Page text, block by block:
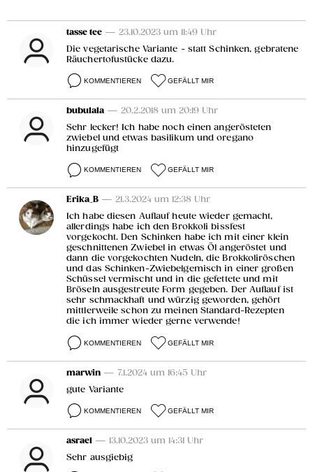
tasse tee — 23.10.2023 um 11:49 Uhr
Die vegetarische Variante - statt Schinken, gebratene
Räuchertofustücke dazu.
KOMMENTIEREN GEFÄLLT MIR
bubulala — 20.2.2018 um 20:19 Uhr
Sehr lecker! Ich habe noch einen angerösteten
zwiebel und etwas basilikum und oregano
hinzugefügt
KOMMENTIEREN GEFÄLLT MIR
Erika_B — 21.3.2024 um 12:38 Uhr
Ich habe diesen Auflauf heute wieder gemacht,
allerdings habe ich den Brokkoli bissfest
vorgekocht. Den Schinken habe ich mit einer klein
geschnittenen Zwiebel in etwas Öl angeröstet und
dann die vorgekochten Nudeln, die Brokkoliröschen
und das Schinken-Zwiebelgemisch in einer großen
Schüssel vermischt und in die gefettete und mit
Bröseln ausgestreute Form gegeben. Der Auflauf ist
sehr schmackhaft und würzig geworden, gehört
mittlerweile schon zu meinen Standard-Rezepten
die ich immer wieder gerne verwende!
KOMMENTIEREN GEFÄLLT MIR
marwin — 7.1.2024 um 16:45 Uhr
gute Variante
KOMMENTIEREN GEFÄLLT MIR
asrael — 13.10.2023 um 14:31 Uhr
Sehr ausgiebig